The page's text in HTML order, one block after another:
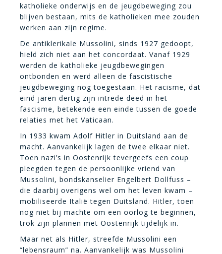
katholieke onderwijs en de jeugdbeweging zou
blijven bestaan, mits de katholieken mee zouden
werken aan zijn regime.
De antiklerikale Mussolini, sinds 1927 gedoopt,
hield zich niet aan het concordaat. Vanaf 1929
werden de katholieke jeugdbewegingen
ontbonden en werd alleen de fascistische
jeugdbeweging nog toegestaan. Het racisme, dat
eind jaren dertig zijn intrede deed in het
fascisme, betekende een einde tussen de goede
relaties met het Vaticaan.
In 1933 kwam Adolf Hitler in Duitsland aan de
macht. Aanvankelijk lagen de twee elkaar niet.
Toen nazi’s in Oostenrijk tevergeefs een coup
pleegden tegen de persoonlijke vriend van
Mussolini, bondskanselier Engelbert Dollfuss –
die daarbij overigens wel om het leven kwam –
mobiliseerde Italië tegen Duitsland. Hitler, toen
nog niet bij machte om een oorlog te beginnen,
trok zijn plannen met Oostenrijk tijdelijk in.
Maar net als Hitler, streefde Mussolini een
“lebensraum” na. Aanvankelijk was Mussolini